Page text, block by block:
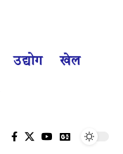
उद्योग खेल